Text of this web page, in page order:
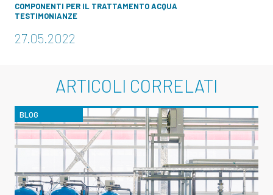
COMPONENTI PER IL TRATTAMENTO ACQUA
TESTIMONIANZE
27.05.2022
ARTICOLI CORRELATI
BLOG